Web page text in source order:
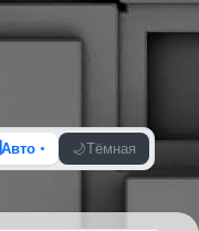
Авто 🌙Тёмная